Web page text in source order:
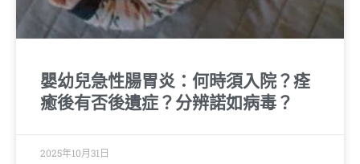
嬰幼兒急性腸胃炎：何時須入院？痊
癒後有否後遺症？分辨諾如病毒？
2025年10月31日